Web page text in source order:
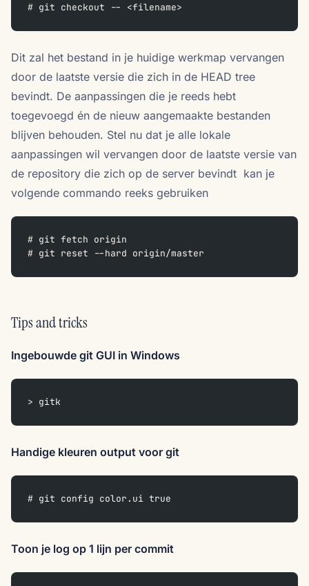
# git checkout -- <filename>
Dit zal het bestand in je huidige werkmap vervangen
door de laatste versie die zich in de HEAD tree
bevindt. De aanpassingen die je reeds hebt
toegevoegd én de nieuw aangemaakte bestanden
blijven behouden. Stel nu dat je alle lokale
aanpassingen wil vervangen door de laatste versie van
de repository die zich op de server bevindt kan je
volgende commando reeks gebruiken
# git fetch origin
# git reset --hard origin/master
Tips and tricks
Ingebouwde git GUI in Windows
> gitk
Handige kleuren output voor git
# git config color.ui true
Toon je log op 1 lijn per commit